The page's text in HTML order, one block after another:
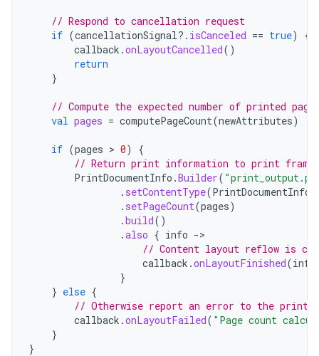
// Respond to cancellation request
if (cancellationSignal?. isCanceled == true)
{
callback .onLayoutCancelled()
return
}
// Compute the expected number of printed
val pages = computePageCount(newAttributes)
if (pages > 0)
{
// Return print information to print
PrintDocumentInfo .Builder(
. setContentType(PrintDocumentInfo
. setPageCount(pages)
.build()
.also { info -
// Content layout reflow is
callback .onLayoutFinished(info
}
} else {
// Otherwise report an error to the print
callback .onLayoutFailed( "Page count
}
}